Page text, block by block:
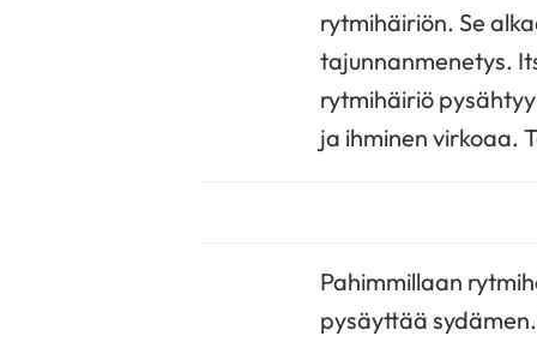
rytmihäiriön. Se
tajunnanmenetys.
rytmihäiriö
ja ihminen virkoaa.
Pahimmillaan
pysäyttää